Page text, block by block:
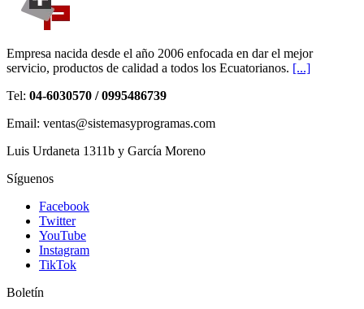
Empresa nacida desde el año 2006 enfocada en dar el mejor
servicio, productos de calidad a todos los Ecuatorianos. [...]
Tel: 04-6030570 / 0995486739
Email: ventas@sistemasyprogramas.com
Luis Urdaneta 1311b y García Moreno
Síguenos
Facebook
Twitter
YouTube
Instagram
TikTok
Boletín